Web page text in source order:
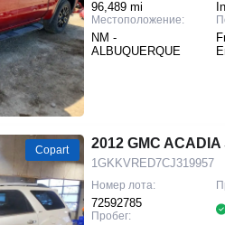
96,489 mi
Местоположение:
NM -
ALBUQUERQUE
Copart 2012 GMC ACADIA
1GKKVRED7CJ319957
Номер лота:
72592785
Пробег: